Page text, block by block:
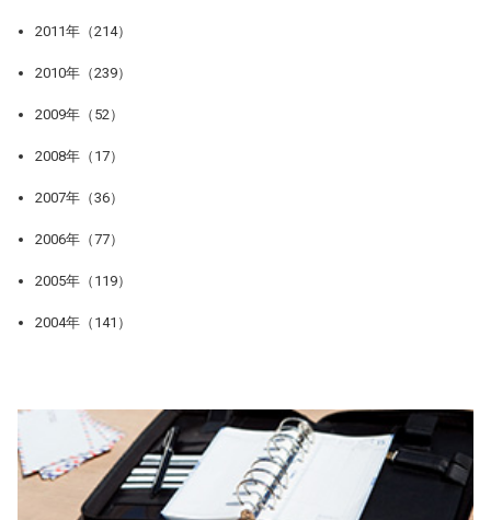
2011年（214）
2010年（239）
2009年（52）
2008年（17）
2007年（36）
2006年（77）
2005年（119）
2004年（141）